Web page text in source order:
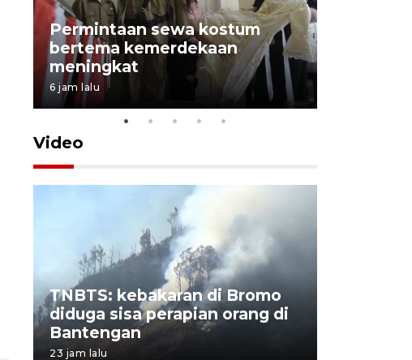
Permintaan sewa kostum
bertema kemerdekaan
meningkat
6 jam lalu
Video
TNBTS: kebakaran di Bromo
diduga sisa perapian orang di
Bantengan
23 jam lalu